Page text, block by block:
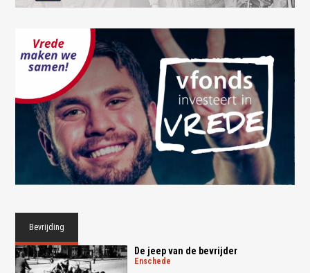
Bevrijding
De jeep van de bevrijder
enschede